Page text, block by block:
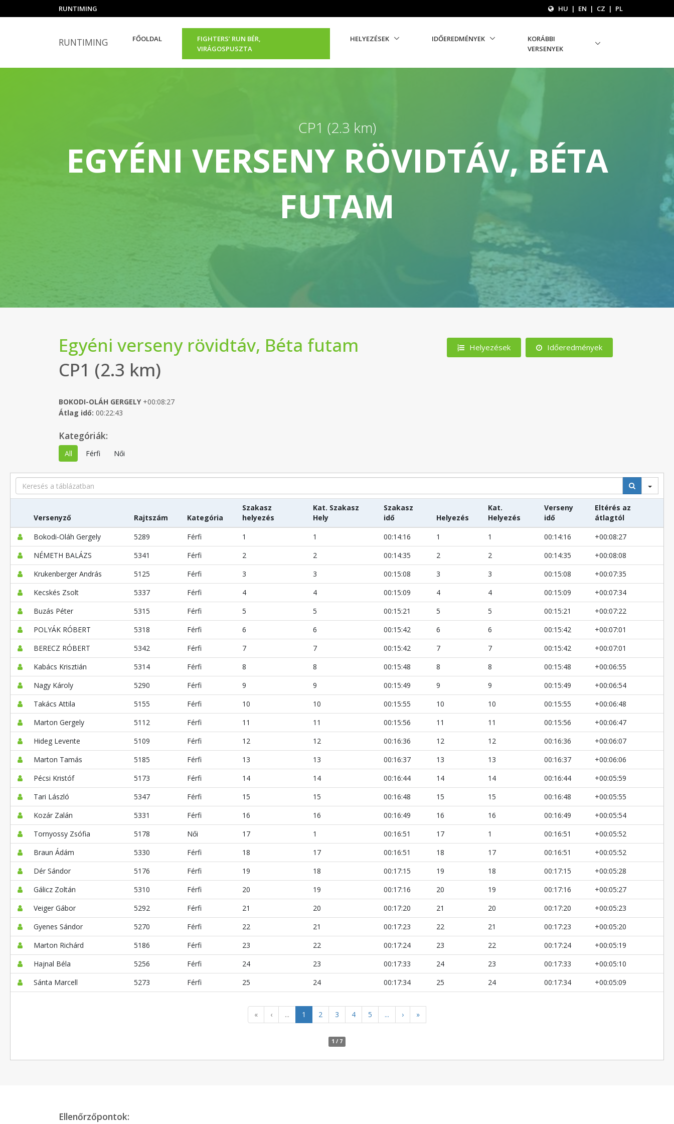
RUNTIMING HU | EN | CZ | PL
RUNTIMING FŐOLDAL
FIGHTERS’ RUN BÉR,
VIRÁGOSPUSZTA
HELYEZÉSEK IDŐEREDMÉNYEK
KORÁBBI
VERSENYEK
CP1 (2.3 km)
EGYÉNI VERSENY RÖVIDTÁV, BÉTA
FUTAM
Helyezések Időeredmények
Egyéni verseny rövidtáv, Béta futam
CP1 (2.3 km)
BOKODI-OLÁH GERGELY+00:08:27
Átlag idő: 00:22:43
Kategóriák:
All Férfi Női
Search
Versenyző Rajtszám Kategória
Szakasz
helyezés
Kat. Szakasz
Hely
Szakasz
idő
Helyezés
Kat.
Helyezés
Verseny
idő
Eltérés az
átlagtól
Bokodi-Oláh Gergely
5289 Férfi 1 1 00:14:16 1 1 00:14:16
+00:08:27
NÉMETH BALÁZS
5341 Férfi 2 2 00:14:35 2 2 00:14:35
+00:08:08
Krukenberger András
5125 Férfi 3 3 00:15:08 3 3 00:15:08
+00:07:35
Kecskés Zsolt
5337 Férfi 4 4 00:15:09 4 4 00:15:09
+00:07:34
Buzás Péter
5315 Férfi 5 5 00:15:21 5 5 00:15:21
+00:07:22
POLYÁK RÓBERT
5318 Férfi 6 6 00:15:42 6 6 00:15:42
+00:07:01
BERECZ RÓBERT
5342 Férfi 7 7 00:15:42 7 7 00:15:42
+00:07:01
Kabács Krisztián
5314 Férfi 8 8 00:15:48 8 8 00:15:48
+00:06:55
Nagy Károly
5290 Férfi 9 9 00:15:49 9 9 00:15:49
+00:06:54
Takács Attila
5155 Férfi 10 10 00:15:55 10 10 00:15:55
+00:06:48
Marton Gergely
5112 Férfi 11 11 00:15:56 11 11 00:15:56
+00:06:47
Hideg Levente
5109 Férfi 12 12 00:16:36 12 12 00:16:36
+00:06:07
Marton Tamás
5185 Férfi 13 13 00:16:37 13 13 00:16:37
+00:06:06
Pécsi Kristóf
5173 Férfi 14 14 00:16:44 14 14 00:16:44
+00:05:59
Tari László
5347 Férfi 15 15 00:16:48 15 15 00:16:48
+00:05:55
Kozár Zalán
5331 Férfi 16 16 00:16:49 16 16 00:16:49
+00:05:54
Tornyossy Zsófia
5178 Női 17 1 00:16:51 17 1 00:16:51
+00:05:52
Braun Ádám
5330 Férfi 18 17 00:16:51 18 17 00:16:51
+00:05:52
Dér Sándor
5176 Férfi 19 18 00:17:15 19 18 00:17:15
+00:05:28
Gálicz Zoltán
5310 Férfi 20 19 00:17:16 20 19 00:17:16
+00:05:27
Veiger Gábor
5292 Férfi 21 20 00:17:20 21 20 00:17:20
+00:05:23
Gyenes Sándor
5270 Férfi 22 21 00:17:23 22 21 00:17:23
+00:05:20
Marton Richárd
5186 Férfi 23 22 00:17:24 23 22 00:17:24
+00:05:19
Hajnal Béla
5256 Férfi 24 23 00:17:33 24 23 00:17:33
+00:05:10
Sánta Marcell
5273 Férfi 25 24 00:17:34 25 24 00:17:34 +00:05:09
« ‹ ... 1 2 3 4 5 ... › »
1 / 7
Ellenőrzőpontok: